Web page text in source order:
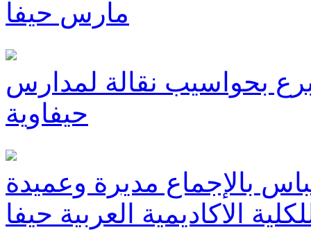
مارس حيفا
بحواسيب نقالة لمدارس
حيفاوية
بالإجماع مديرة وعميدة
الاكاديمية العربية حيفا